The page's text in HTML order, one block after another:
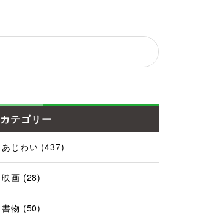
カテゴリー
あじわい (437)
映画 (28)
書物 (50)